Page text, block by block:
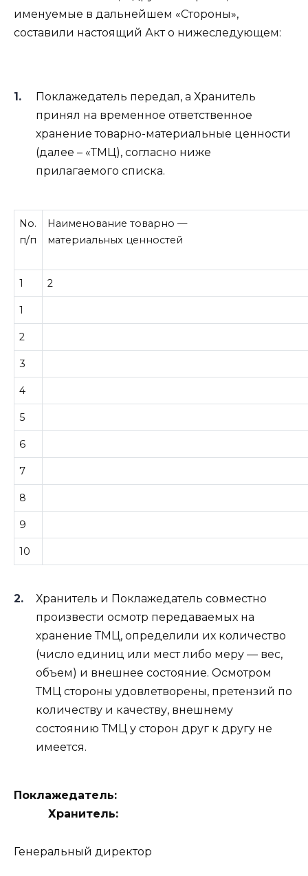
именуемые в дальнейшем «Стороны»,
составили настоящий Акт о нижеследующем:
Поклажедатель передал, а Хранитель
принял на временное ответственное
хранение товарно-материальные ценности
(далее – «ТМЦ), согласно ниже
прилагаемого списка.
No.
п/п
Наименование товарно —
материальных ценностей
1 2
1
2
3
4
5
6
7
8
9
10
Хранитель и Поклажедатель совместно
произвести осмотр передаваемых на
хранение ТМЦ, определили их количество
(число единиц или мест либо меру — вес,
объем) и внешнее состояние. Осмотром
ТМЦ стороны удовлетворены, претензий по
количеству и качеству, внешнему
состоянию ТМЦ у сторон друг к другу не
имеется.
Поклажедатель:
Хранитель:
Генеральный директор